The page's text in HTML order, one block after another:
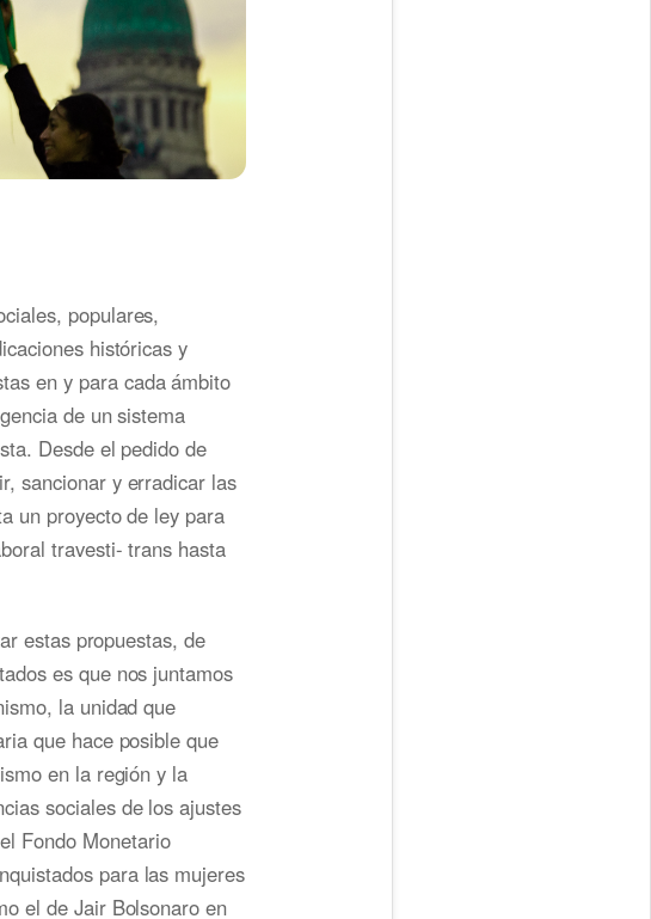
populares,
históricas y
en y para cada ámbito
de un sistema
Desde el pedido de
sancionar y erradicar las
un proyecto de ley para
travesti- trans hasta
estas propuestas, de
es que nos juntamos
la unidad que
que hace posible que
en la región y la
sociales de los ajustes
Fondo Monetario
para las mujeres
el de Jair Bolsonaro en